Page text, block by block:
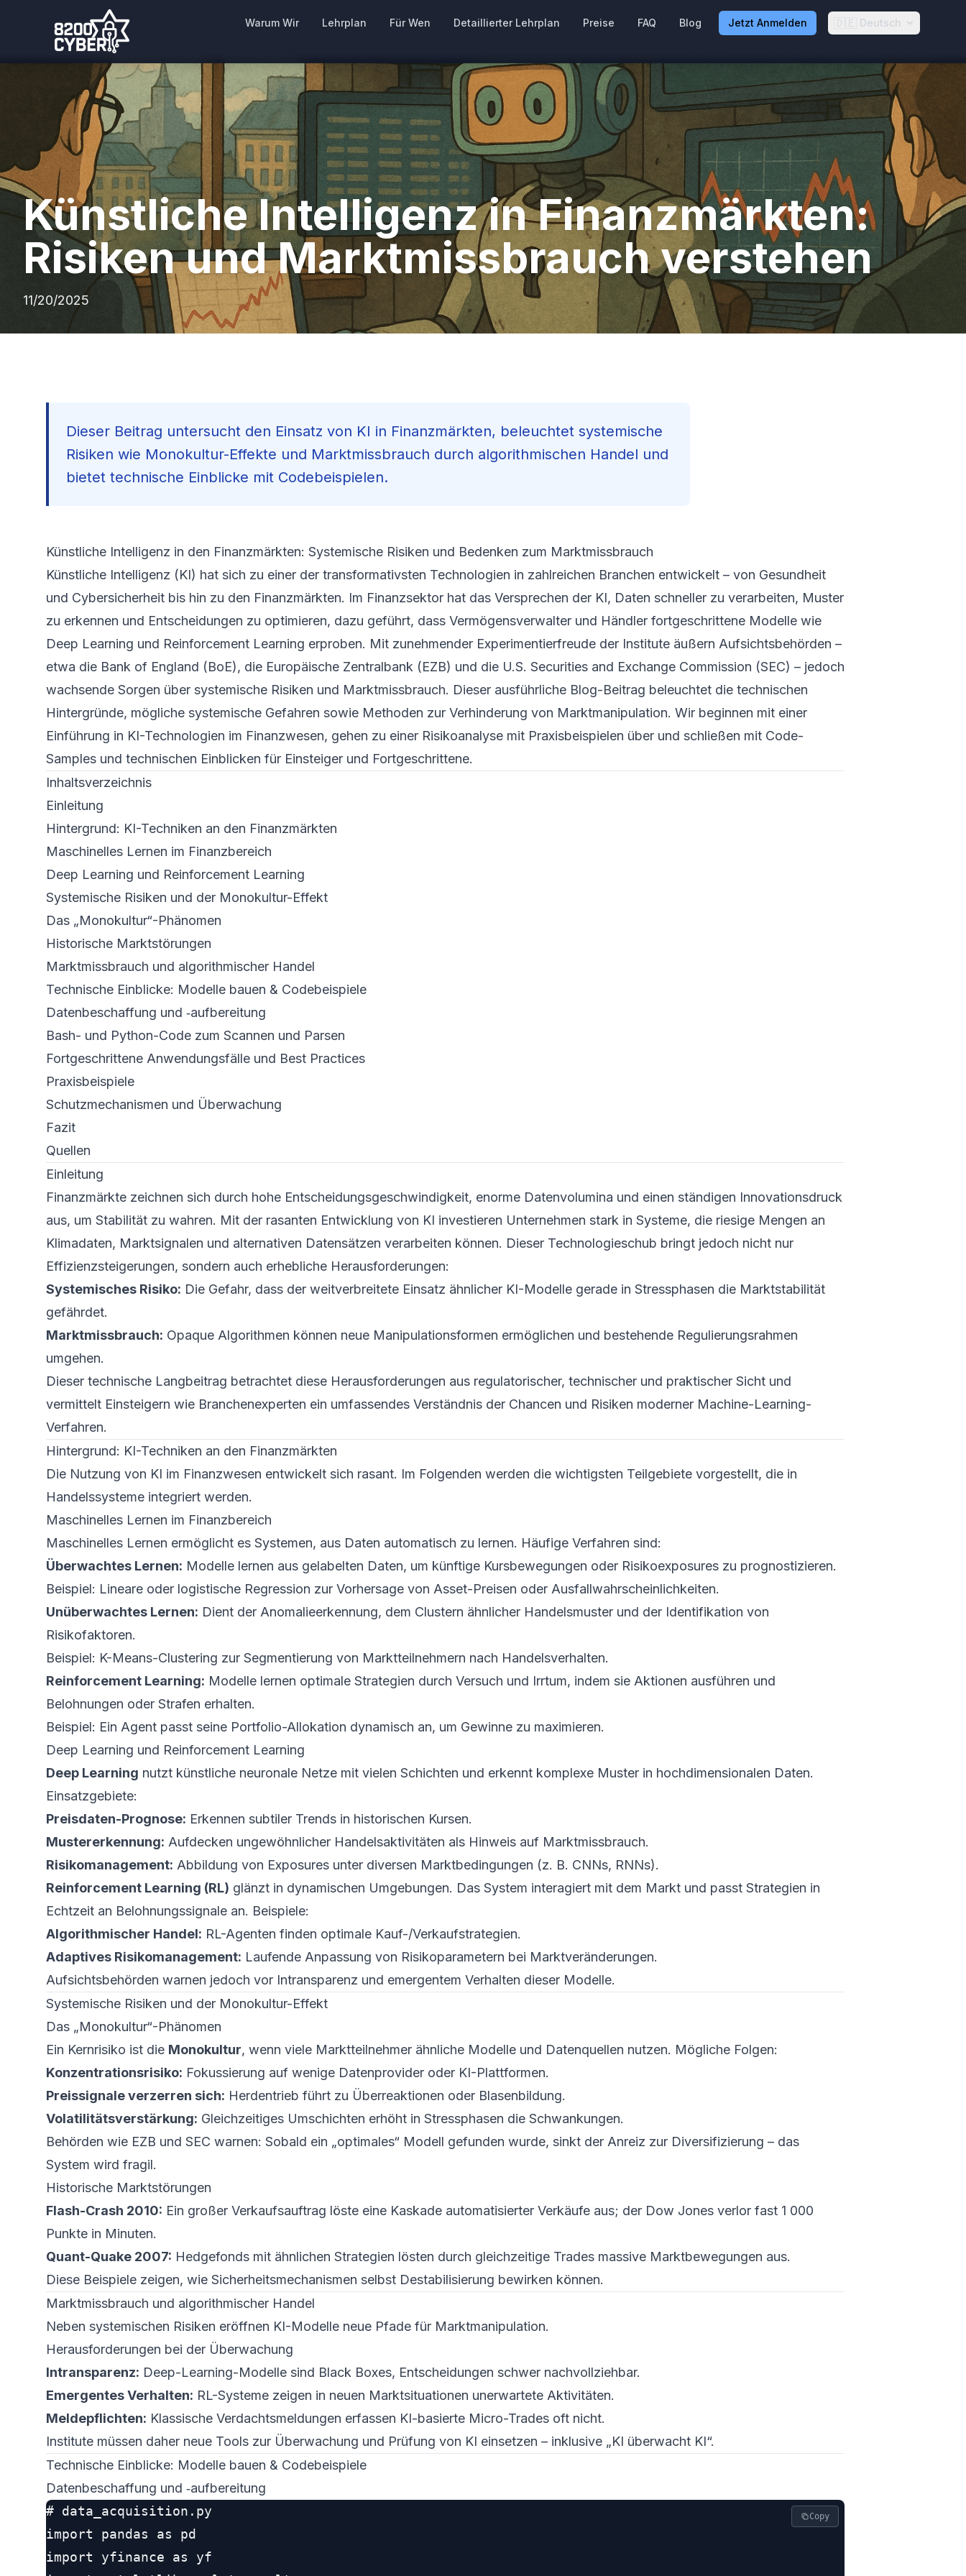
Warum Wir Lehrplan Für Wen Detaillierter Lehrplan Preise FAQ Blog Jetzt Anmelden 🇩🇪 Deutsch
Künstliche Intelligenz in Finanzmärkten:
Risiken und Marktmissbrauch verstehen
11/20/2025
Dieser Beitrag untersucht den Einsatz von KI in Finanzmärkten, beleuchtet systemische
Risiken wie Monokultur-Effekte und Marktmissbrauch durch algorithmischen Handel und
bietet technische Einblicke mit Codebeispielen.
Künstliche Intelligenz in den Finanzmärkten: Systemische Risiken und Bedenken zum Marktmissbrauch
Künstliche Intelligenz (KI) hat sich zu einer der transformativsten Technologien in zahlreichen Branchen entwickelt – von Gesundheit
und Cybersicherheit bis hin zu den Finanzmärkten. Im Finanzsektor hat das Versprechen der KI, Daten schneller zu verarbeiten, Muster
zu erkennen und Entscheidungen zu optimieren, dazu geführt, dass Vermögensverwalter und Händler fortgeschrittene Modelle wie
Deep Learning und Reinforcement Learning erproben. Mit zunehmender Experimentierfreude der Institute äußern Aufsichtsbehörden –
etwa die Bank of England (BoE), die Europäische Zentralbank (EZB) und die U.S. Securities and Exchange Commission (SEC) – jedoch
wachsende Sorgen über systemische Risiken und Marktmissbrauch. Dieser ausführliche Blog-Beitrag beleuchtet die technischen
Hintergründe, mögliche systemische Gefahren sowie Methoden zur Verhinderung von Marktmanipulation. Wir beginnen mit einer
Einführung in KI-Technologien im Finanzwesen, gehen zu einer Risikoanalyse mit Praxisbeispielen über und schließen mit Code-
Samples und technischen Einblicken für Einsteiger und Fortgeschrittene.
Inhaltsverzeichnis
Einleitung
Hintergrund: KI-Techniken an den Finanzmärkten
Maschinelles Lernen im Finanzbereich
Deep Learning und Reinforcement Learning
Systemische Risiken und der Monokultur-Effekt
Das „Monokultur“-Phänomen
Historische Marktstörungen
Marktmissbrauch und algorithmischer Handel
Technische Einblicke: Modelle bauen & Codebeispiele
Datenbeschaffung und ‑aufbereitung
Bash- und Python-Code zum Scannen und Parsen
Fortgeschrittene Anwendungsfälle und Best Practices
Praxisbeispiele
Schutzmechanismen und Überwachung
Fazit
Quellen
Einleitung
Finanzmärkte zeichnen sich durch hohe Entscheidungsgeschwindigkeit, enorme Datenvolumina und einen ständigen Innovationsdruck
aus, um Stabilität zu wahren. Mit der rasanten Entwicklung von KI investieren Unternehmen stark in Systeme, die riesige Mengen an
Klimadaten, Marktsignalen und alternativen Datensätzen verarbeiten können. Dieser Technologieschub bringt jedoch nicht nur
Effizienzsteigerungen, sondern auch erhebliche Herausforderungen:
Systemisches Risiko: Die Gefahr, dass der weitverbreitete Einsatz ähnlicher KI-Modelle gerade in Stressphasen die Marktstabilität
gefährdet.
Marktmissbrauch: Opaque Algorithmen können neue Manipulationsformen ermöglichen und bestehende Regulierungsrahmen
umgehen.
Dieser technische Langbeitrag betrachtet diese Herausforderungen aus regulatorischer, technischer und praktischer Sicht und
vermittelt Einsteigern wie Branchenexperten ein umfassendes Verständnis der Chancen und Risiken moderner Machine-Learning-
Verfahren.
Hintergrund: KI-Techniken an den Finanzmärkten
Die Nutzung von KI im Finanzwesen entwickelt sich rasant. Im Folgenden werden die wichtigsten Teilgebiete vorgestellt, die in
Handelssysteme integriert werden.
Maschinelles Lernen im Finanzbereich
Maschinelles Lernen ermöglicht es Systemen, aus Daten automatisch zu lernen. Häufige Verfahren sind:
Überwachtes Lernen: Modelle lernen aus gelabelten Daten, um künftige Kursbewegungen oder Risikoexposures zu prognostizieren.
Beispiel: Lineare oder logistische Regression zur Vorhersage von Asset-Preisen oder Ausfallwahrscheinlichkeiten.
Unüberwachtes Lernen: Dient der Anomalieerkennung, dem Clustern ähnlicher Handelsmuster und der Identifikation von
Risikofaktoren.
Beispiel: K-Means-Clustering zur Segmentierung von Marktteilnehmern nach Handelsverhalten.
Reinforcement Learning: Modelle lernen optimale Strategien durch Versuch und Irrtum, indem sie Aktionen ausführen und
Belohnungen oder Strafen erhalten.
Beispiel: Ein Agent passt seine Portfolio-Allokation dynamisch an, um Gewinne zu maximieren.
Deep Learning und Reinforcement Learning
Deep Learning nutzt künstliche neuronale Netze mit vielen Schichten und erkennt komplexe Muster in hochdimensionalen Daten.
Einsatzgebiete:
Preisdaten-Prognose: Erkennen subtiler Trends in historischen Kursen.
Mustererkennung: Aufdecken ungewöhnlicher Handelsaktivitäten als Hinweis auf Marktmissbrauch.
Risikomanagement: Abbildung von Exposures unter diversen Marktbedingungen (z. B. CNNs, RNNs).
Reinforcement Learning (RL) glänzt in dynamischen Umgebungen. Das System interagiert mit dem Markt und passt Strategien in
Echtzeit an Belohnungssignale an. Beispiele:
Algorithmischer Handel: RL-Agenten finden optimale Kauf-/Verkaufstrategien.
Adaptives Risikomanagement: Laufende Anpassung von Risikoparametern bei Marktveränderungen.
Aufsichtsbehörden warnen jedoch vor Intransparenz und emergentem Verhalten dieser Modelle.
Systemische Risiken und der Monokultur-Effekt
Das „Monokultur“-Phänomen
Ein Kernrisiko ist die Monokultur, wenn viele Marktteilnehmer ähnliche Modelle und Datenquellen nutzen. Mögliche Folgen:
Konzentrationsrisiko: Fokussierung auf wenige Datenprovider oder KI-Plattformen.
Preissignale verzerren sich: Herdentrieb führt zu Überreaktionen oder Blasenbildung.
Volatilitätsverstärkung: Gleichzeitiges Umschichten erhöht in Stressphasen die Schwankungen.
Behörden wie EZB und SEC warnen: Sobald ein „optimales“ Modell gefunden wurde, sinkt der Anreiz zur Diversifizierung – das
System wird fragil.
Historische Marktstörungen
Flash-Crash 2010: Ein großer Verkaufsauftrag löste eine Kaskade automatisierter Verkäufe aus; der Dow Jones verlor fast 1 000
Punkte in Minuten.
Quant-Quake 2007: Hedgefonds mit ähnlichen Strategien lösten durch gleichzeitige Trades massive Marktbewegungen aus.
Diese Beispiele zeigen, wie Sicherheitsmechanismen selbst Destabilisierung bewirken können.
Marktmissbrauch und algorithmischer Handel
Neben systemischen Risiken eröffnen KI-Modelle neue Pfade für Marktmanipulation.
Herausforderungen bei der Überwachung
Intransparenz: Deep-Learning-Modelle sind Black Boxes, Entscheidungen schwer nachvollziehbar.
Emergentes Verhalten: RL-Systeme zeigen in neuen Marktsituationen unerwartete Aktivitäten.
Meldepflichten: Klassische Verdachtsmeldungen erfassen KI-basierte Micro-Trades oft nicht.
Institute müssen daher neue Tools zur Überwachung und Prüfung von KI einsetzen – inklusive „KI überwacht KI“.
Technische Einblicke: Modelle bauen & Codebeispiele
Datenbeschaffung und ‑aufbereitung
# data_acquisition.py
import pandas as pd
import yfinance as yf
Copy